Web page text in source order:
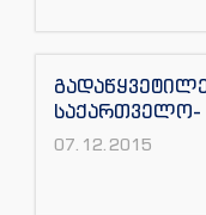
საქართველო-
07.12.2015